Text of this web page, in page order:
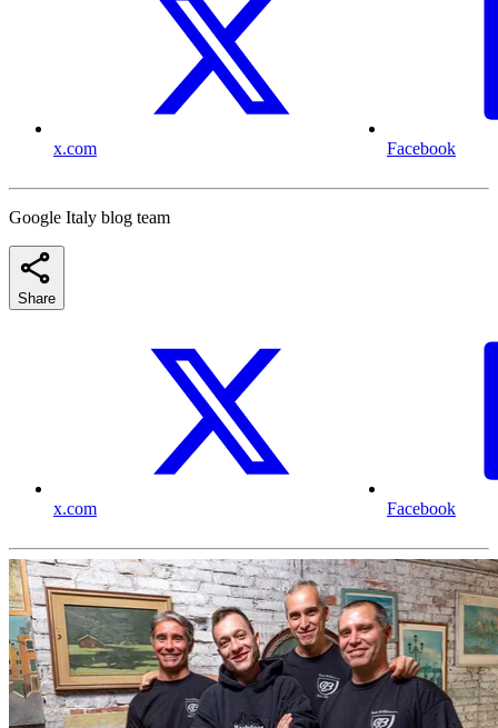
x.com Facebook
Google Italy blog team
Share
x.com Facebook